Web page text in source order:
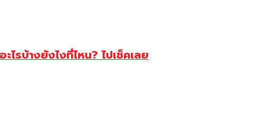
ไรบ้างยังไงที่ไหน? ไปเช็คเลย